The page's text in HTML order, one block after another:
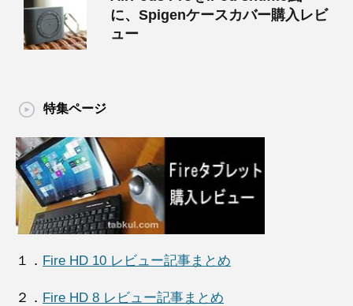
に、Spigenケースカバー購入レビ
ュー
特集ページ
１． Fire HD 10 レビュー記事まとめ
２． Fire HD 8 レビュー記事まとめ